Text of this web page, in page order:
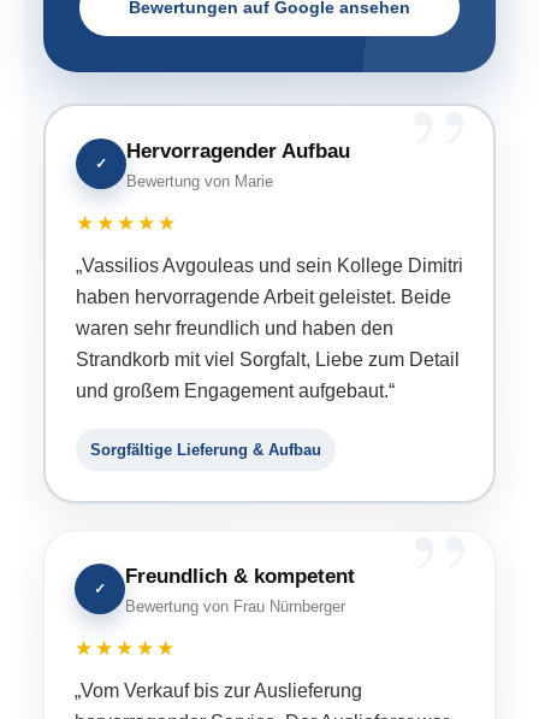
Bewertungen auf Google ansehen
✓
Hervorragender Aufbau
Bewertung von Marie
★★★★★
„Vassilios Avgouleas und sein Kollege Dimitri
haben hervorragende Arbeit geleistet. Beide
waren sehr freundlich und haben den
Strandkorb mit viel Sorgfalt, Liebe zum Detail
und großem Engagement aufgebaut.“
Sorgfältige Lieferung & Aufbau
✓
Freundlich & kompetent
Bewertung von Frau Nürnberger
★★★★★
„Vom Verkauf bis zur Auslieferung